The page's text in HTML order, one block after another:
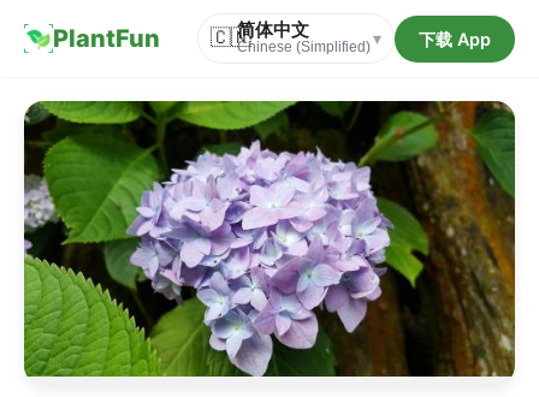
PlantFun 🇨🇳简体中文
Chinese (Simplified)▾ 下载 App